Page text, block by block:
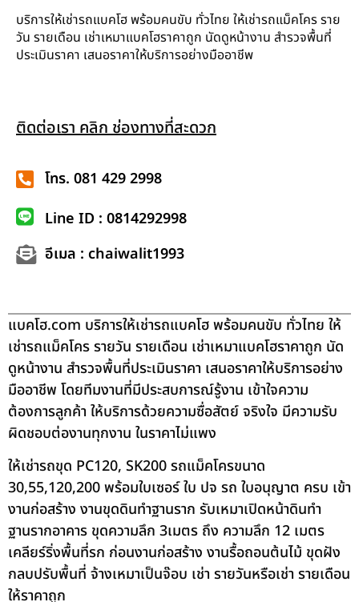
บริการให้เช่ารถแบคโฮ พร้อมคนขับ ทั่วไทย ให้เช่ารถแม็คโคร ราย
วัน รายเดือน เช่าเหมาแบคโฮราคาถูก นัดดูหน้างาน สำรวจพื้นที่
ประเมินราคา เสนอราคาให้บริการอย่างมืออาชีพ
ติดต่อเรา คลิก ช่องทางที่สะดวก
โทร. 081 429 2998
Line ID : 0814292998
อีเมล : chaiwalit1993
แบคโฮ.com บริการให้เช่ารถแบคโฮ พร้อมคนขับ ทั่วไทย ให้
เช่ารถแม็คโคร รายวัน รายเดือน เช่าเหมาแบคโฮราคาถูก นัด
ดูหน้างาน สำรวจพื้นที่ประเมินราคา เสนอราคาให้บริการอย่าง
มืออาชีพ โดยทีมงานที่มีประสบการณ์รู้งาน เข้าใจความ
ต้องการลูกค้า ให้บริการด้วยความซื่อสัตย์ จริงใจ มีความรับ
ผิดชอบต่องานทุกงาน ในราคาไม่แพง
ให้เช่ารถขุด PC120, SK200 รถแม็คโครขนาด
30,55,120,200 พร้อมใบเซอร์ ใบ ปจ รถ ใบอนุญาต ครบ เข้า
งานก่อสร้าง งานขุดดินทำฐานราก รับเหมาเปิดหน้าดินทำ
ฐานรากอาคาร ขุดความลึก 3เมตร ถึง ความลึก 12 เมตร
เคลียร์ริ่งพื้นที่รก ก่อนงานก่อสร้าง งานรื้อถอนต้นไม้ ขุดฝัง
กลบปรับพื้นที่ จ้างเหมาเป็นจ๊อบ เช่า รายวันหรือเช่า รายเดือน
ให้ราคาถูก